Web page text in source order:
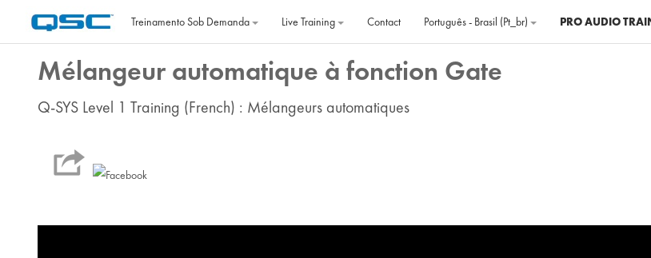
Treinamento Sob Demanda
Live Training Contact Português - Brasil ‎(pt_br)‎ PRO AUDIO
Mélangeur automatique à fonction Gate
Q-SYS Level 1 Training (French) : Mélangeurs automatiques